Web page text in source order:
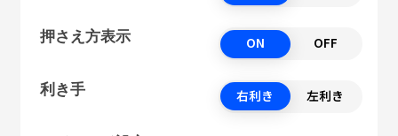
押さえ方表示 ON OFF
利き手 右利き 左利き